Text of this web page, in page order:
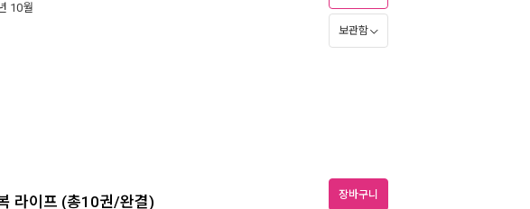
10월
보관함
라이프 (총10권/완결) 장바구니